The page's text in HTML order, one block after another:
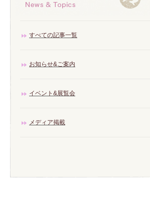
すべての記事一覧
お知らせ&ご案内
イベント&展覧会
メディア掲載